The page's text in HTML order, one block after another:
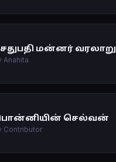
மன்னர் வரலாறு
Anahita
செல்வன்
Contributor